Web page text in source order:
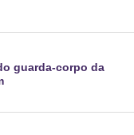
guarda-corpo da